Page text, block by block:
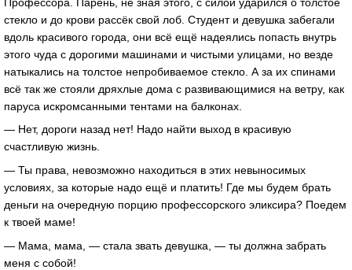
стекло и до крови рассёк свой лоб. Студент и девушка забегали
вдоль красивого города, они всё ещё надеялись попасть внутрь
этого чуда с дорогими машинами и чистыми улицами, но везде
натыкались на толстое непробиваемое стекло. А за их спинами
всё так же стояли дряхлые дома с развивающимися на ветру, как
паруса искромсанными тентами на балконах.
— Нет, дороги назад нет! Надо найти выход в красивую
счастливую жизнь.
— Ты права, невозможно находиться в этих невыносимых
условиях, за которые надо ещё и платить! Где мы будем брать
деньги на очередную порцию профессорского эликсира? Поедем
к твоей маме!
— Мама, мама, — стала звать девушка, — ты должна забрать
меня с собой!